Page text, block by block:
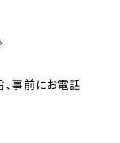
事前にお電話